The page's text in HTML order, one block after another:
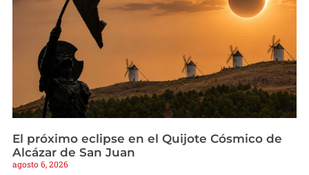
El próximo eclipse en el Quijote Cósmico de
Alcázar de San Juan
agosto 6, 2026